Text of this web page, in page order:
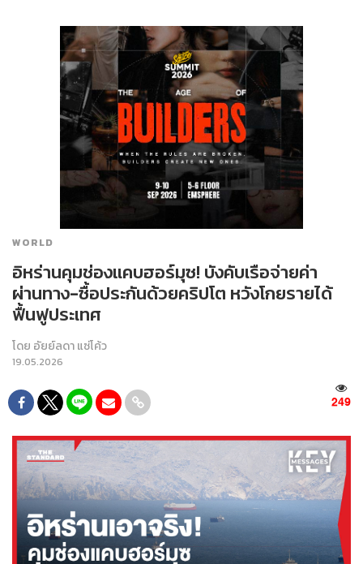
WORLD
อิหร่านคุมช่องแคบฮอร์มุซ! บังคับเรือจ่ายค่า
ผ่านทาง-ซื้อประกันด้วยคริปโต หวังโกยรายได้
ฟื้นฟูประเทศ
โดย อัยย์ลดา แซ่โค้ว
19.05.2026
249